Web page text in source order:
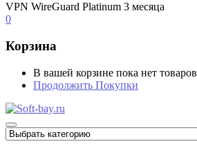
VPN WireGuard Platinum 3 месяца
0
Корзина
В вашей корзине пока нет товаров
Продолжить Покупки